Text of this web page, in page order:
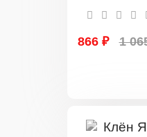
866 ₽ 1